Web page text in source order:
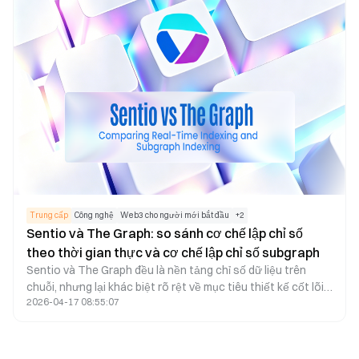
Trung cấp Công nghệ Web3 cho người mới bắt đầu +2
Sentio và The Graph: so sánh cơ chế lập chỉ số
theo thời gian thực và cơ chế lập chỉ số subgraph
Sentio và The Graph đều là nền tảng chỉ số dữ liệu trên
chuỗi, nhưng lại khác biệt rõ rệt về mục tiêu thiết kế cốt lõi.
The Graph sử dụng subgraph để chỉ số dữ liệu trên chuỗi,
2026-04-17 08:55:07